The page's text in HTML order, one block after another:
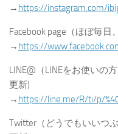
→ https://instagram.com/
Facebook page（ほぼ毎日
→ https://
LINE@（LINEをお使いの
更新)
→ https://line.me/R/ti/p/
Twitter（どうでもいいつ